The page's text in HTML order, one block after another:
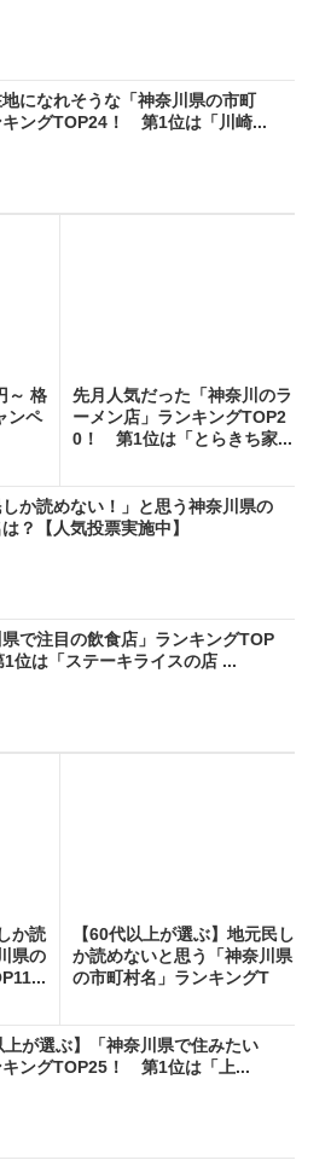
になれそうな「神奈川県の市町
キングTOP24！ 第1位は「川崎...
～ 格
ンペ
先月人気だった「神奈川のラ
ーメン店」ランキングTOP2
0！ 第1位は「とらきち家...
しか読めない！」と思う神奈川県の
？【人気投票実施中】
県で注目の飲食店」ランキングTOP
は「ステーキライスの店 ...
か読
県の
【60代以上が選ぶ】地元民し
か読めないと思う「神奈川県
の市町村名」ランキングT
上が選ぶ】「神奈川県で住みたい
キングTOP25！ 第1位は「上...